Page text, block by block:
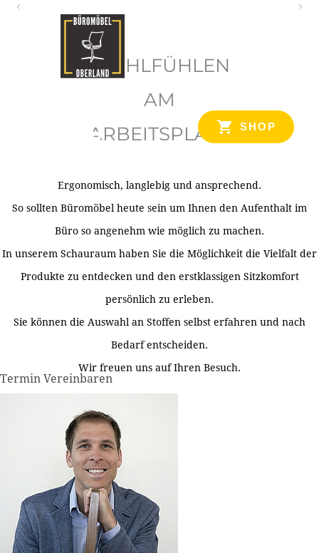
SHOP
WOHLFÜHLEN
AM
ARBEITSPLATZ
Ergonomisch, langlebig und ansprechend.
So sollten Büromöbel heute sein um Ihnen den Aufenthalt im
Büro so angenehm wie möglich zu machen.
In unserem Schauraum haben Sie die Möglichkeit die Vielfalt der
Produkte zu entdecken und den erstklassigen Sitzkomfort
persönlich zu erleben.
Sie können die Auswahl an Stoffen selbst erfahren und nach
Bedarf entscheiden.
Wir freuen uns auf Ihren Besuch.
Termin Vereinbaren